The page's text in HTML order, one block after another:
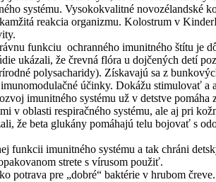
systému. Vysokokvalitné novozélandské
reakcia organizmu. Kolostrum v
funkciu ochranného imunitného štítu je
ukázali, že črevná flóra u dojčených detí
polysacharidy). Získavajú sa z
účinky. Dokážu stimulovať
imunitného systému už v detstve
v oblasti respiračného systému, ale aj pri
že beta glukány pomáhajú telu bojovať s
funkcii imunitného systému a tak chráni
strete s vírusom použiť.
potrava pre „dobré“ baktérie v hrubom